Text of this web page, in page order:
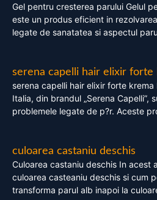
Gel pentru cresterea parului Gelul
este un produs eficient in
legate de sanatatea si aspectul
serena capelli hair elixir forte
serena capelli hair elixir forte
Italia, din brandul „Serena Capelli”,
problemele legate de p?r. Aceste
culoarea castaniu deschis
Culoarea castaniu deschis In acest
culoarea casteaniu deschis si cum
transforma parul alb inapoi la